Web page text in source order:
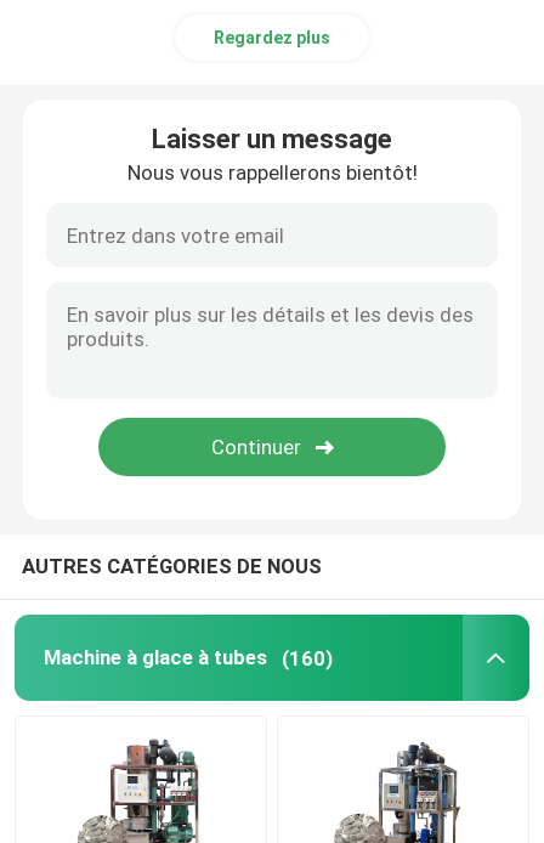
Broyeur de glace industriel
Machine de glace carbonique
Regardez plus
Laisser un message
Nous vous rappellerons bientôt!
AUTRES CATÉGORIES DE NOUS
Machine à glace à tubes (160)